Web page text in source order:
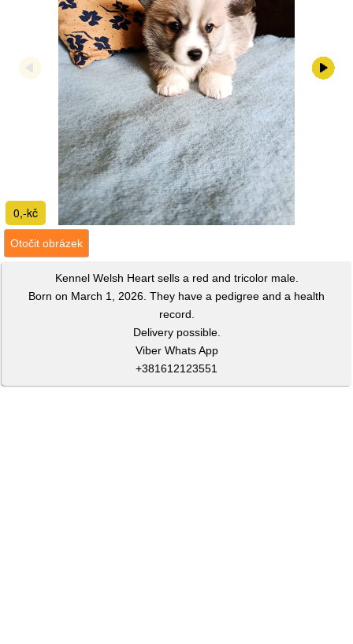
0,-kč
Otočit obrázek
Kennel Welsh Heart sells a red and tricolor male.
Born on March 1, 2026. They have a pedigree and a health
record.
Delivery possible.
Viber Whats App
+381612123551